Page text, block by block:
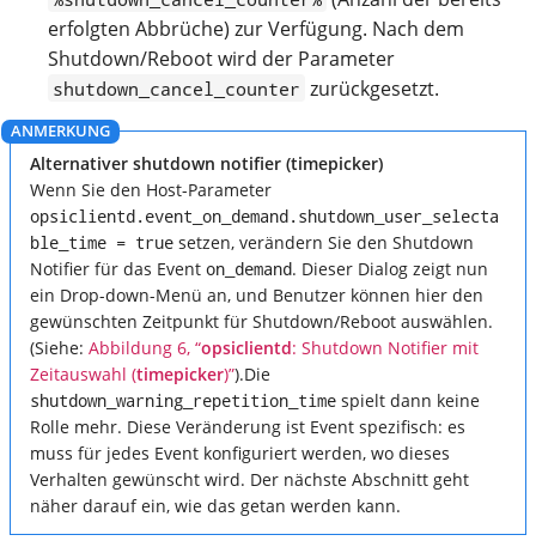
erfolgten Abbrüche) zur Verfügung. Nach dem
Shutdown/Reboot wird der Parameter
shutdown_cancel_counter zurückgesetzt.
Alternativer shutdown notifier (timepicker)
Wenn Sie den Host-Parameter
opsiclientd.event_on_demand.shutdown_user_selecta
ble_time = true setzen, verändern Sie den Shutdown
Notifier für das Event on_demand. Dieser Dialog zeigt nun
ein Drop-down-Menü an, und Benutzer können hier den
gewünschten Zeitpunkt für Shutdown/Reboot auswählen.
(Siehe: Abbildung 6, “opsiclientd: Shutdown Notifier mit
Zeitauswahl (timepicker)”).Die
shutdown_warning_repetition_time spielt dann keine
Rolle mehr. Diese Veränderung ist Event spezifisch: es
muss für jedes Event konfiguriert werden, wo dieses
Verhalten gewünscht wird. Der nächste Abschnitt geht
näher darauf ein, wie das getan werden kann.